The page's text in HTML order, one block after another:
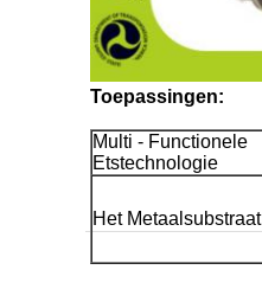
Toepassingen:
Multi - Functionele
Etstechnologie
Het Metaalsubstraat